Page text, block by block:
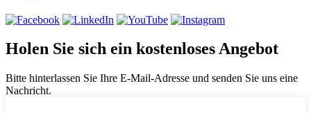
Holen Sie sich ein kostenloses Angebot
Bitte hinterlassen Sie Ihre E-Mail-Adresse und senden Sie uns eine
Nachricht.